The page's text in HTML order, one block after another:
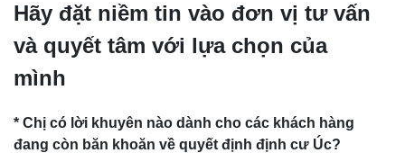
Hãy đặt niềm tin vào đơn vị tư vấn
và quyết tâm với lựa chọn của
mình
* Chị có lời khuyên nào dành cho các khách hàng
đang còn băn khoăn về quyết định định cư Úc?